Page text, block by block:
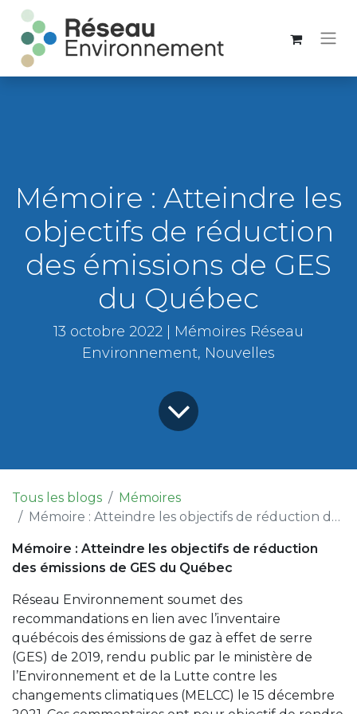
Mémoire : Atteindre les
objectifs de réduction
des émissions de GES
du Québec
13 octobre 2022 | Mémoires Réseau
Environnement, Nouvelles
Tous les blogs
Mémoires
Mémoire : Atteindre les objectifs de réduction des émissions de GES du Québec
Mémoire : Atteindre les objectifs de réduction
des émissions de GES du Québec
Réseau Environnement soumet des
recommandations en lien avec l’inventaire
québécois des émissions de gaz à effet de serre
(GES) de 2019, rendu public par le ministère de
l’Environnement et de la Lutte contre les
changements climatiques (MELCC) le 15 décembre